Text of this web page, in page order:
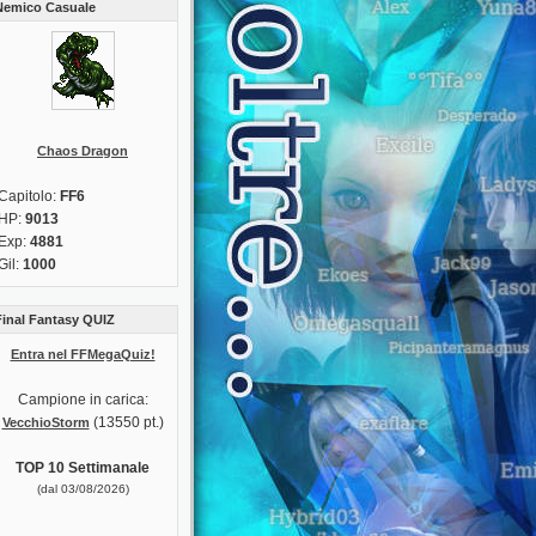
Casuale
Chaos Dragon
FF6
HP: 9013
Exp: 4881
1000
Fantasy QUIZ
Entra nel FFMegaQuiz!
Campione in carica:
VecchioStorm (13550 pt.)
TOP 10 Settimanale
(dal 03/08/2026)